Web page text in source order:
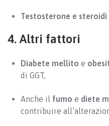
Testosterone e
4. Altri fattori
Diabete mellito e
di GGT,
Anche il fumo e diete
contribuire